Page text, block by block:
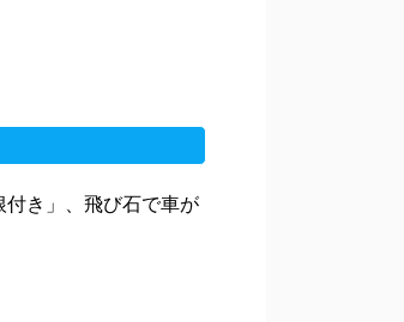
き」、飛び石で車が